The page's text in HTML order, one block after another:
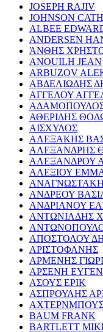
JOSEPH RAJIV
JOHNSON
ALBEE
ANDERSEN
ΆΝΘΗΣ
ANOUILH JEAN
ARBUZOV
ΑΒΔΕΛΙΩΔΗΣ
ΑΓΓΕΛΟΥ
ΑΘΕΡΙΔΗΣ
ΑΙΣΧΥΛΟΣ
ΑΛΕΞΑΚΗΣ
ΑΛΕΞΑΝΔΡΗΣ
ΑΛΕΞΑΝΔΡΟΥ
ΑΛΕΞΙΟΥ
ΑΝΔΡΕΟΥ
ΑΝΔΡΙΑΝΟΥ
ΑΝΤΩΝΙΑΔΗΣ
ΑΠΟΣΤΟΛΟΥ
ΑΡΙΣΤΟΦΑΝΗΣ
ΑΡΜΕΝΗΣ
ΑΡΣΕΝΗ
ΑΣΟΥΣ ΕΡΙΚ
ΑΣΠΡΟΥΛΗΣ
BAUM FRANK
BARTLETT